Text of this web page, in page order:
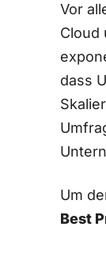
Vor
Cloud
dass
Um
Best